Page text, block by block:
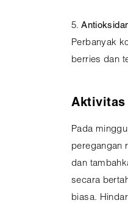
5.
Perbanyak
berries dan
Aktivitas
Pada
peregangan
dan
secara
biasa.